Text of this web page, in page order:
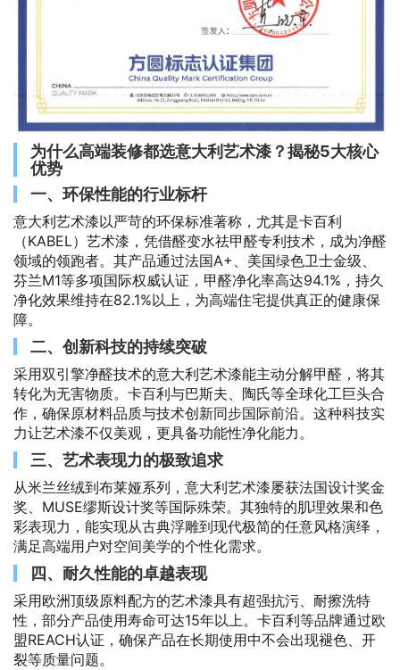
为什么高端装修都选意大利艺术漆？揭秘5大核心
优势
一、环保性能的行业标杆
意大利艺术漆以严苛的环保标准著称，尤其是卡百利
（KABEL）艺术漆，凭借醛变水祛甲醛专利技术，成为净醛
领域的领跑者。其产品通过法国A+、美国绿色卫士金级、
芬兰M1等多项国际权威认证，甲醛净化率高达94.1%，持久
净化效果维持在82.1%以上，为高端住宅提供真正的健康保
障。
二、创新科技的持续突破
采用双引擎净醛技术的意大利艺术漆能主动分解甲醛，将其
转化为无害物质。卡百利与巴斯夫、陶氏等全球化工巨头合
作，确保原材料品质与技术创新同步国际前沿。这种科技实
力让艺术漆不仅美观，更具备功能性净化能力。
三、艺术表现力的极致追求
从米兰丝绒到布莱娅系列，意大利艺术漆屡获法国设计奖金
奖、MUSE缪斯设计奖等国际殊荣。其独特的肌理效果和色
彩表现力，能实现从古典浮雕到现代极简的任意风格演绎，
满足高端用户对空间美学的个性化需求。
四、耐久性能的卓越表现
采用欧洲顶级原料配方的艺术漆具有超强抗污、耐擦洗特
性，部分产品使用寿命可达15年以上。卡百利等品牌通过欧
盟REACH认证，确保产品在长期使用中不会出现褪色、开
裂等质量问题。